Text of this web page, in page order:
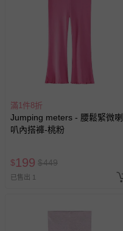
滿1件8折
Jumping meters - 腰鬆緊微喇
叭內搭褲-桃粉
$199 $449
已售出 1